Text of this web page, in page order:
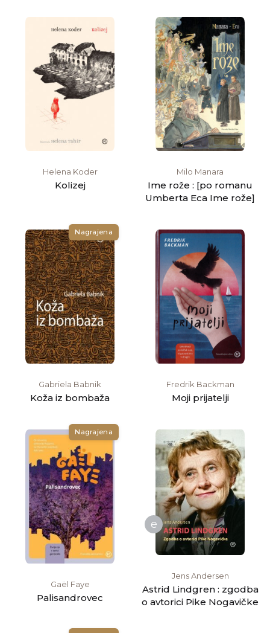
Helena Koder
Kolizej
Milo Manara
Ime rože : [po romanu
Umberta Eca Ime rože]
Nagrajena
Gabriela Babnik
Koža iz bombaža
Fredrik Backman
Moji prijatelji
Nagrajena
Gaël Faye
Palisandrovec
e
Jens Andersen
Astrid Lindgren : zgodba
o avtorici Pike Nogavičke